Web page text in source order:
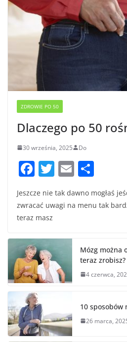
ZDROWIE PO 50
Dlaczego po 50
30 września, 2025 Do
F
c
e
o
o
k
T
w
itt
er
E
ai ar
Jeszcze nie tak dawno mogłaś
zwracać uwagi na menu tak
teraz masz
Mózg można
teraz zrobisz?
4 czerwca,
10 sposobów
26 marca,